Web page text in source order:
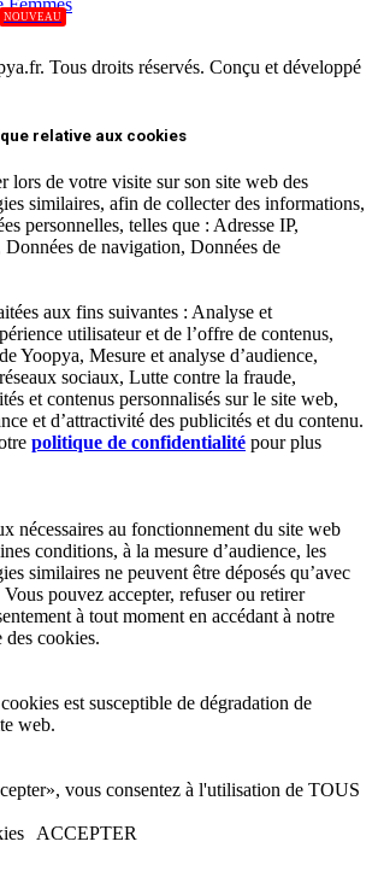
NOUVEAU
Tous droits réservés. Conçu et développé
relative aux cookies
lors de votre visite sur son site web des
similaires, afin de collecter des informations,
personnelles, telles que : Adresse IP,
de navigation, Données de
aux fins suivantes : Analyse et
utilisateur et de l’offre de contenus,
Yoopya, Mesure et analyse d’audience,
sociaux, Lutte contre la fraude,
et contenus personnalisés sur le site web,
et d’attractivité des publicités et du contenu.
politique de confidentialité pour plus
nécessaires au fonctionnement du site web
conditions, à la mesure d’audience, les
similaires ne peuvent être déposés qu’avec
pouvez accepter, refuser ou retirer
à tout moment en accédant à notre
des cookies.
est susceptible de dégradation de
web.
vous consentez à l'utilisation de TOUS
ACCEPTER